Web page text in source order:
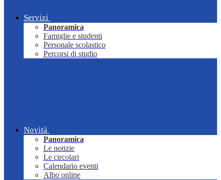
Servizi
Panoramica
Famiglie e studenti
Personale scolastico
Percorsi di studio
Novità
Panoramica
Le notizie
Le circolari
Calendario eventi
Albo online